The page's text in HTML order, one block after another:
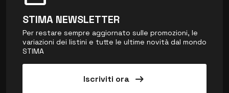
STIMA NEWSLETTER
Per restare sempre aggiornato sulle promozioni, le
variazioni dei listini e tutte le ultime novità dal mondo
STIMA
Iscriviti ora arrow_right_alt